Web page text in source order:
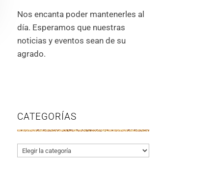
Nos encanta poder mantenerles al
día. Esperamos que nuestras
noticias y eventos sean de su
agrado.
CATEGORÍAS
Categorías